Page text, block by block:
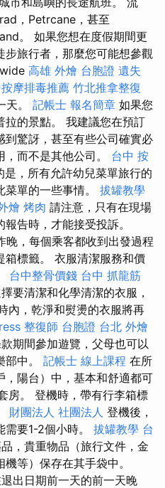
，Petrcane，甚至
。 如果您想在度假期間更
旅行者，那麼您可能想參觀
高雄 外燴 台胞證 遺失
摩排毒推薦 竹北推拿整復
天。 記帳士 報名簡章 如果您
拉的景點。 我建議您在預訂
驚訝，甚至有些公司確實必
而不是其他公司。 台中 按
是，所有允許幼兒菜單旅行的
單的一些事情。 拔罐教學
燴 烤肉 請注意，只有在現場
告時，才能接受投訴。
晚，每個乘客都收到出發過程
箱標籤。 衣服清潔服務和價
台中整骨價錢 台中 抓龍筋
要清潔和化學清潔的衣服，
內，乾淨和熨燙的衣服將再
整復師 台胞證 台北 外燴
期間參加遊覽，父母也可以
中。 記帳士 線上課程 在所
陽台）中，基本和舒適都可
房。 登機時，帶有行李箱標
財團法人 社團法人 登機後，
要1-2個小時。 拔罐教學 台
，貴重物品（旅行文件，金
等）保存在其手袋中。
出日期前一天的前一天晚